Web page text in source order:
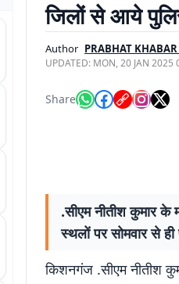
जिलों से आये
Author PRABHAT
UPDATED: MON, 20 JAN 2025
Share
.सीएम नीतीश कुमार के
स्थलों पर सोमवार से ही
किशनगंज .सीएम नीतीश